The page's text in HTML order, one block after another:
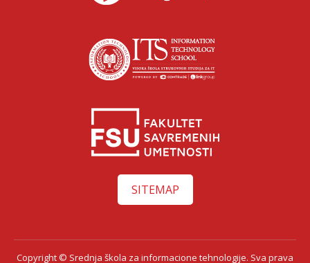
SITEMAP
Copyright © Srednja škola za informacione tehnologije. Sva prava